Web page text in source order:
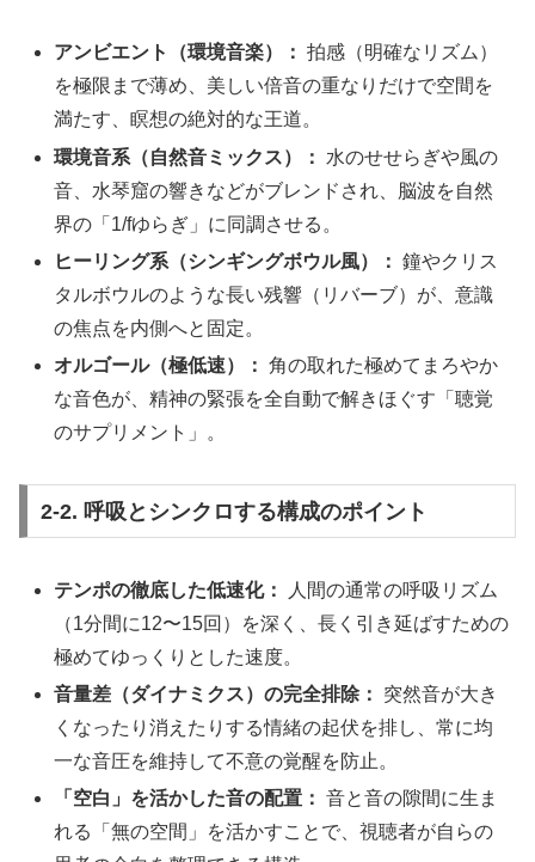
アンビエント（環境音楽）： 拍感（明確なリズム）
を極限まで薄め、美しい倍音の重なりだけで空間を
満たす、瞑想の絶対的な王道。
環境音系（自然音ミックス）：
水のせせらぎや風の
音、水琴窟の響きなどがブレンドされ、脳波を自然
界の「1/fゆらぎ」に同調させる。
ヒーリング系（シンギングボウル風）： 鐘やクリス
タルボウルのような長い残響（リバーブ）が、意識
の焦点を内側へと固定。
オルゴール（極低速）： 角の取れた極めてまろやか
な音色が、精神の緊張を全自動で解きほぐす「聴覚
のサプリメント」。
2-2. 呼吸とシンクロする構成のポイント
テンポの徹底した低速化：
人間の通常の呼吸リズム
（1分間に12〜15回）を深く、長く引き延ばすための
極めてゆっくりとした速度。
音量差（ダイナミクス）の完全排除：
突然音が大き
くなったり消えたりする情緒の起伏を排し、常に均
一な音圧を維持して不意の覚醒を防止。
「空白」を活かした音の配置： 音と音の隙間に生ま
れる「無の空間」を活かすことで、視聴者が自らの